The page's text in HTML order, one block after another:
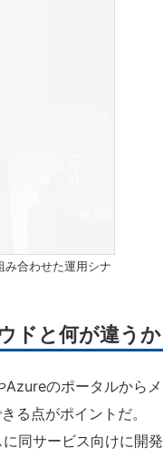
合わせた運用シナ
ドと何が違うか
のポータルからメ
る点がポイントだ。
同サービス向けに開発